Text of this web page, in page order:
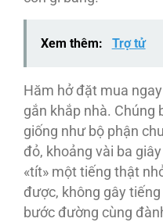
Xem thêm: Trợ tử
Hăm hở đặt mua
gắn khắp nhà. Chúng
giống như bộ phận
đỏ, khoảng vài ba
«tít» một tiếng thật
được, không gây
bước đường cùng